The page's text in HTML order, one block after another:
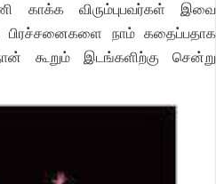
காக்க விரும்புபவர்கள் இவை
நாம் கதைப்பதாக
நான் கூறும் இடங்களிற்கு சென்று